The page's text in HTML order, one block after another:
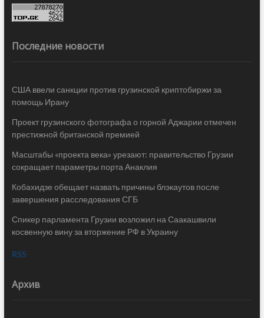
Последние новости
США ввели санкции против грузинской криптобиржи за
помощь Ирану
Проект грузинского фотографа о горной Аджарии отмечен
престижной британской премией
Масштабы «проекта века» урезают: правительство Грузии
сокращает параметры порта Анаклия
Кобахидзе обещает назвать причины блэкаутов после
завершения расследования СГБ
Спикер парламента Грузии возложил на Саакашвили
косвенную вину за вторжение РФ в Украину
RSS
Архив